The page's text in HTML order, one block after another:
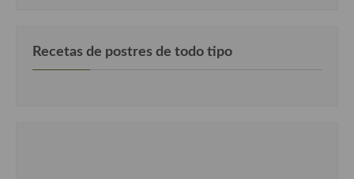
Recetas de postres de todo tipo